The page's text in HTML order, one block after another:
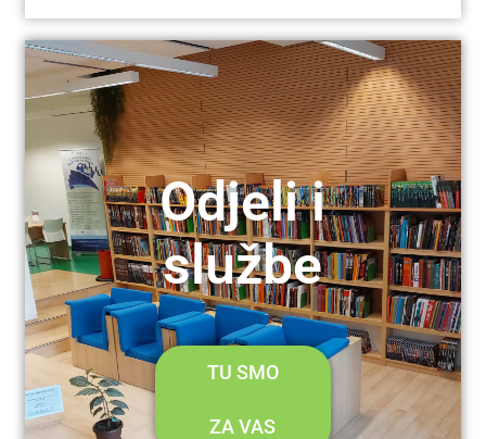
Odjeli i
službe
TU SMO
ZA VAS